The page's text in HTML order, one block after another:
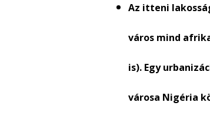
Az itteni
város mind
is). Egy
városa Nigéria